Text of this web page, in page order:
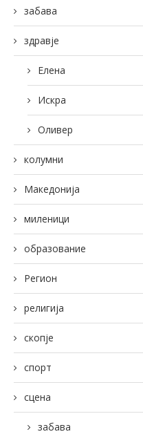
забава
здравје
Елена
Искра
Оливер
колумни
Македонија
миленици
образование
Регион
религија
скопје
спорт
сцена
забава